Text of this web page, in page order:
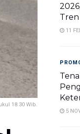
18.30 Wib.
Tren
11
5